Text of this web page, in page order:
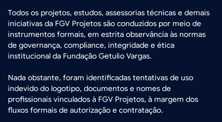
Todos os projetos, estudos, assessorias técnicas e demais
iniciativas da FGV Projetos são conduzidos por meio de
instrumentos formais, em estrita observância às normas
de governança, compliance, integridade e ética
institucional da Fundação Getulio Vargas.
Nada obstante, foram identificadas tentativas de uso
indevido do logotipo, documentos e nomes de
profissionais vinculados à FGV Projetos, à margem dos
fluxos formais de autorização e contratação.